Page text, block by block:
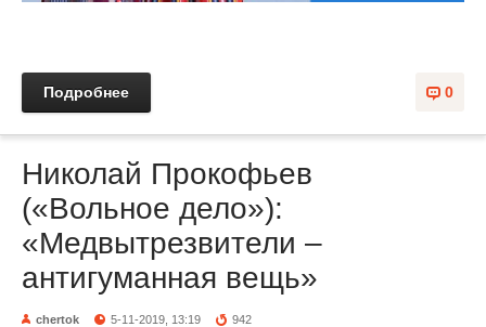
0
Подробнее
Николай Прокофьев
(«Вольное дело»):
«Медвытрезвители –
антигуманная вещь»
chertok 5-11-2019, 13:19 942